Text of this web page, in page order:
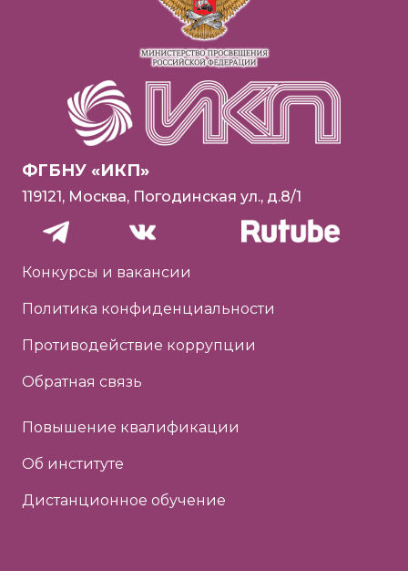
ФГБНУ «ИКП»
119121, Москва, Погодинская ул., д.8/1
Конкурсы и вакансии
Политика конфиденциальности
Противодействие коррупции
Обратная связь
Повышение квалификации
Об институте
Дистанционное обучение